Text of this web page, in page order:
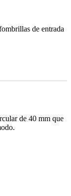
de entrada
de 40 mm que